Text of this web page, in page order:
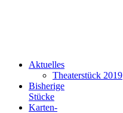
Aktuelles
Theaterstück 2019
Bisherige
Stücke
Karten-